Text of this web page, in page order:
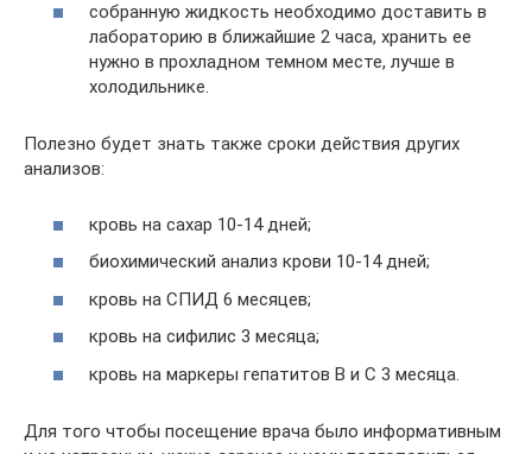
собранную жидкость необходимо доставить в
лабораторию в ближайшие 2 часа, хранить ее
нужно в прохладном темном месте, лучше в
холодильнике.
Полезно будет знать также сроки действия других
анализов:
кровь на сахар 10-14 дней;
биохимический анализ крови 10-14 дней;
кровь на СПИД 6 месяцев;
кровь на сифилис 3 месяца;
кровь на маркеры гепатитов В и С 3 месяца.
Для того чтобы посещение врача было информативным